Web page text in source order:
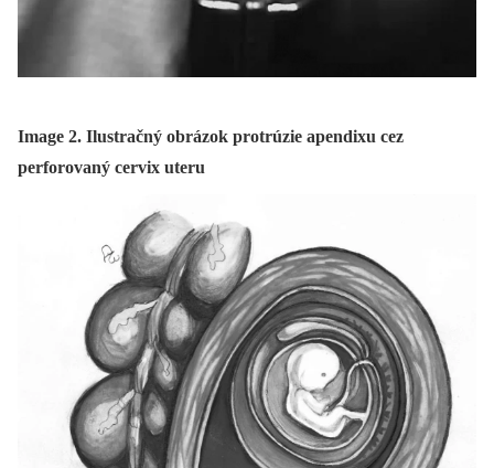
Image 2. Ilustračný obrázok protrúzie apendixu cez
perforovaný cervix uteru